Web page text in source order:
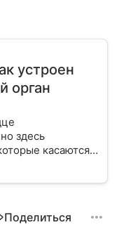
устроен
орган
здесь
касаются
и
Поделиться